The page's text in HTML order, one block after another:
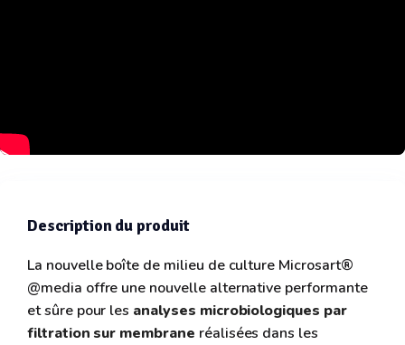
Description du produit
La nouvelle boîte de milieu de culture Microsart®
@media offre une nouvelle alternative performante
et sûre pour les analyses microbiologiques par
filtration sur membrane réalisées dans les